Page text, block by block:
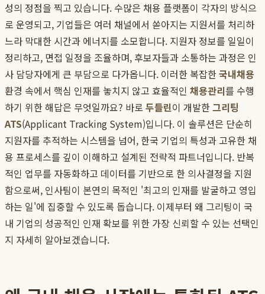
성의 정점을 찍고 있습니다. 수많은 채용 플랫폼이 각자의 방식으
로 운영되고, 기업들은 여러 채널에서 쏟아지는 지원서를 처리하
느라 막대한 시간과 에너지를 소모합니다. 지원자 정보를 일일이
정리하고, 면접 일정을 조율하며, 후보자들과 소통하는 과정은 인
사 담당자에게 큰 부담으로 다가옵니다. 이러한 복잡한국내채용
환경 속에서 핵심 인재를 놓치지 않고 효율적인 채용관리를 수행
하기 위한 해답은 무엇일까요? 바로 두들린이 개발한그리팅
ATS(Applicant Tracking System)입니다. 이 솔루션은 단순히
지원자를 추적하는 시스템을 넘어, 한국 기업의 특성과 고유한 채
용 프로세스를 깊이 이해하고 설계된 전략적 파트너입니다. 반복
적인 업무를 자동화하고 데이터를 기반으로 한 의사결정을 지원
함으로써, 인사팀이 본연의 목적인 '최고의 인재를 발굴하고 영입
하는 일'에 집중할 수 있도록 돕습니다. 이제부터 왜 그리팅이 국
내 기업의 성공적인 인재 확보를 위한 가장 신뢰할 수 있는 선택인
지 자세히 알아보겠습니다.